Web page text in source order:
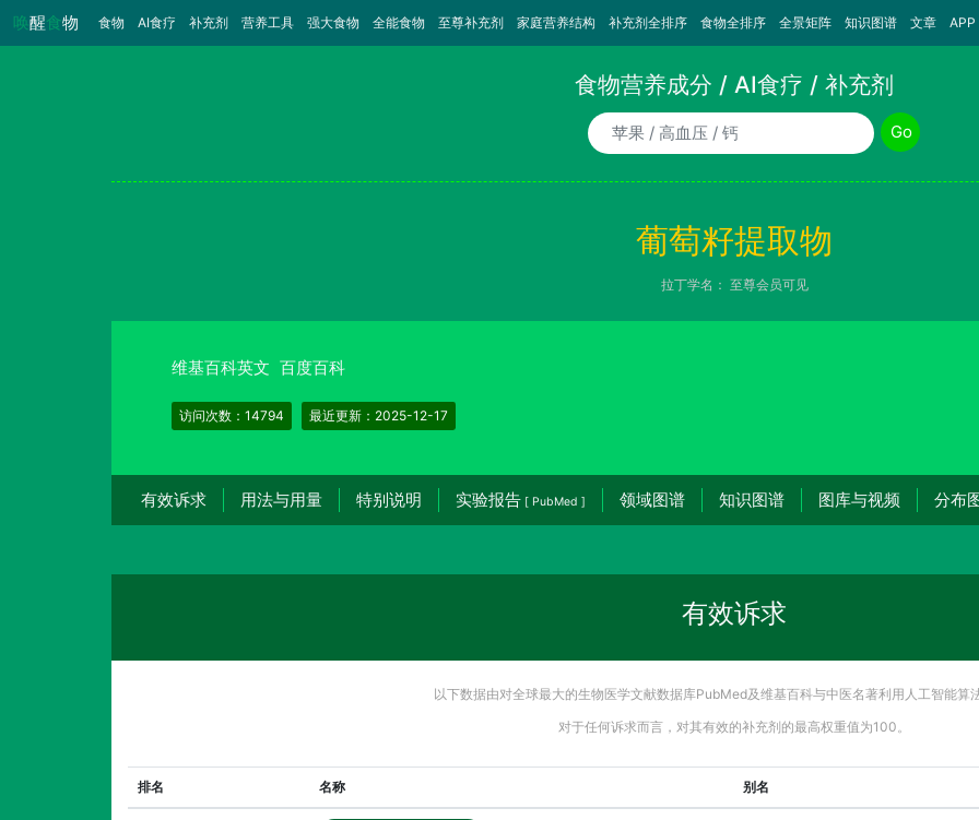
唤醒食物 食物 （当前）
AI食疗 补充剂 营养工具 强大食物 全能食物 至尊补充剂 家庭营养结构 补充剂全排序 食物全排序 全景矩阵 知识图谱 文章 APP
食物营养成分 / AI食疗 / 补充剂
食物/AI食疗诉求/补充剂名称
Go
葡萄籽提取物
拉丁学名： 至尊会员可见
维基百科英文 百度百科
访问次数：14794 最近更新：2025-12-17
有效诉求 用法与用量 特别说明 实验报告 [ PubMed ] 领域图谱 知识图谱 图库与视频 分布
有效诉求
以下数据由对全球最大的生物医学文献数据库PubMed及维基百科与中医名著利用人工智能算
对于任何诉求而言，对其有效的补充剂的最高权重值为100。
排名 名称 别名